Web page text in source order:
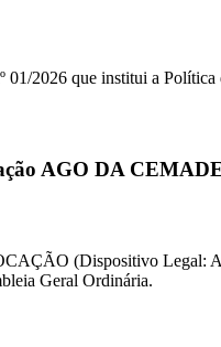
01/2026 que institui a
AGO DA
(Dispositivo Legal:
Geral Ordinária.